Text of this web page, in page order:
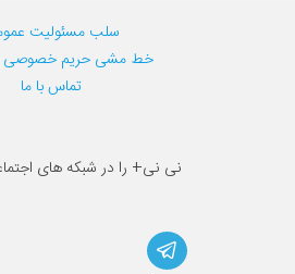
سلب مسئولیت
خط مشی حریم خصوصی
تماس با ما
نی نی+ را در شبکه های